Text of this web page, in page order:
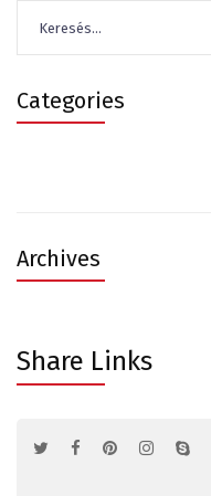
Categories
Archives
Share Links